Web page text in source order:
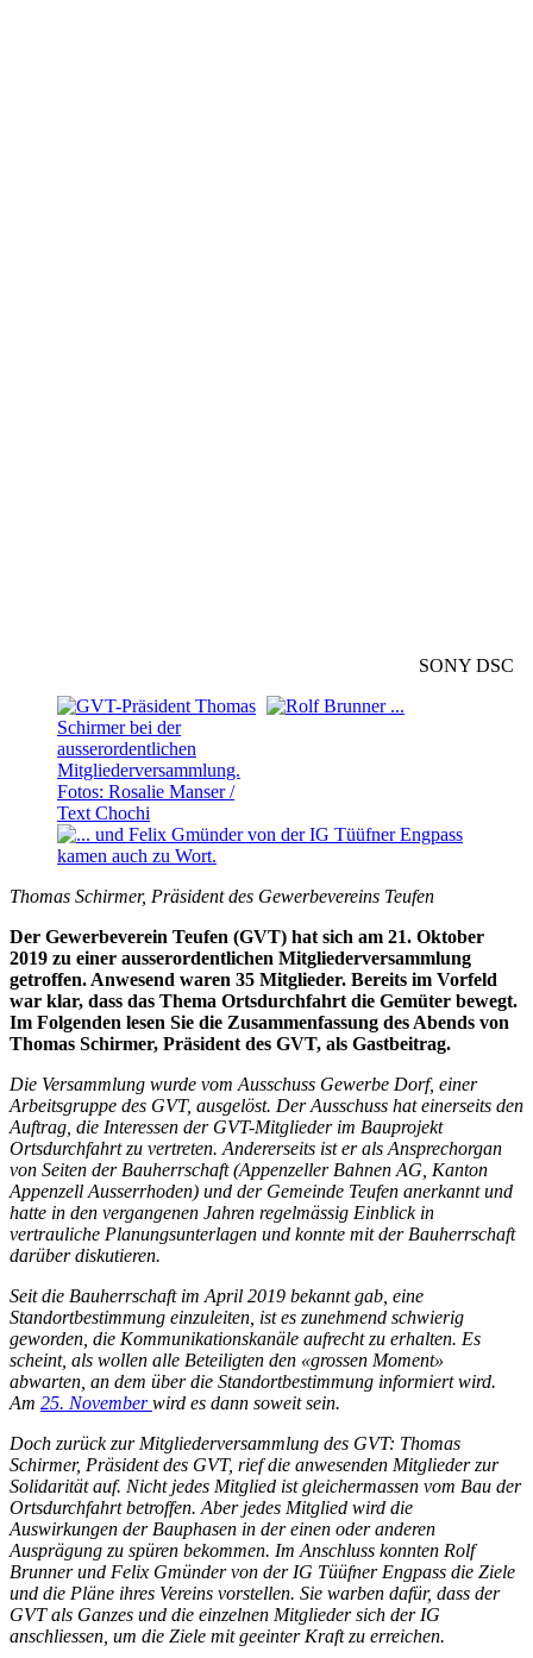
SONY DSC
Thomas Schirmer, Präsident des Gewerbevereins Teufen
Der Gewerbeverein Teufen (GVT) hat sich am 21. Oktober
2019 zu einer ausserordentlichen Mitgliederversammlung
getroffen. Anwesend waren 35 Mitglieder. Bereits im Vorfeld
war klar, dass das Thema Ortsdurchfahrt die Gemüter bewegt.
Im Folgenden lesen Sie die Zusammenfassung des Abends von
Thomas Schirmer, Präsident des GVT, als Gastbeitrag.
Die Versammlung wurde vom Ausschuss Gewerbe Dorf, einer
Arbeitsgruppe des GVT, ausgelöst. Der Ausschuss hat einerseits den
Auftrag, die Interessen der GVT-Mitglieder im Bauprojekt
Ortsdurchfahrt zu vertreten. Andererseits ist er als Ansprechorgan
von Seiten der Bauherrschaft (Appenzeller Bahnen AG, Kanton
Appenzell Ausserrhoden) und der Gemeinde Teufen anerkannt und
hatte in den vergangenen Jahren regelmässig Einblick in
vertrauliche Planungsunterlagen und konnte mit der Bauherrschaft
darüber diskutieren.
Seit die Bauherrschaft im April 2019 bekannt gab, eine
Standortbestimmung einzuleiten, ist es zunehmend schwierig
geworden, die Kommunikationskanäle aufrecht zu erhalten. Es
scheint, als wollen alle Beteiligten den «grossen Moment»
abwarten, an dem über die Standortbestimmung informiert wird.
Am 25. Novemberwird es dann soweit sein.
Doch zurück zur Mitgliederversammlung des GVT: Thomas
Schirmer, Präsident des GVT, rief die anwesenden Mitglieder zur
Solidarität auf. Nicht jedes Mitglied ist gleichermassen vom Bau der
Ortsdurchfahrt betroffen. Aber jedes Mitglied wird die
Auswirkungen der Bauphasen in der einen oder anderen
Ausprägung zu spüren bekommen. Im Anschluss konnten Rolf
Brunner und Felix Gmünder von der IG Tüüfner Engpass die Ziele
und die Pläne ihres Vereins vorstellen. Sie warben dafür, dass der
GVT als Ganzes und die einzelnen Mitglieder sich der IG
anschliessen, um die Ziele mit geeinter Kraft zu erreichen.